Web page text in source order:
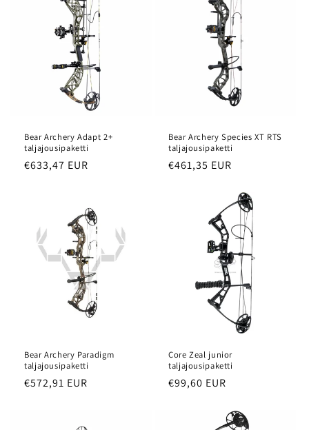
Bear Archery Adapt 2+
taljajousipaketti
Normaalihinta
€633,47 EUR
Bear Archery Species XT RTS
taljajousipaketti
Normaalihinta
€461,35 EUR
Bear Archery Paradigm
taljajousipaketti
Normaalihinta
€572,91 EUR
Core Zeal junior
taljajousipaketti
Normaalihinta
€99,60 EUR